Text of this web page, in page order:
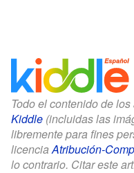
Todo el contenido de
Kiddle (incluidas las
libremente para fines
licenciaAtribución-
lo contrario. Citar este